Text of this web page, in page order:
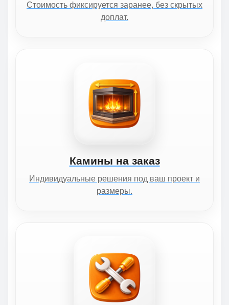
Стоимость фиксируется заранее, без скрытых
доплат.
Камины на заказ
Индивидуальные решения под ваш проект и
размеры.